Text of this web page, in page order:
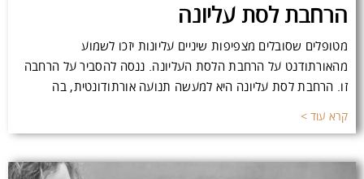
הרחבת לסת עליונה
מטופלים שסובלים מצפיפות שיניים עליונות יזכו לשמוע
מהאורתודנט על הרחבת הלסת העליונה. ננסה להסביר על הרחבה
זו. הרחבת לסת עליונה היא למעשה תנועה אורתודונטית, בה
קרא עוד >